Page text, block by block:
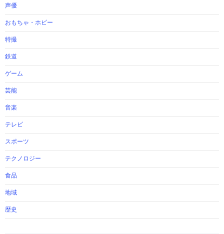
声優
おもちゃ・ホビー
特撮
鉄道
ゲーム
芸能
音楽
テレビ
スポーツ
テクノロジー
食品
地域
歴史